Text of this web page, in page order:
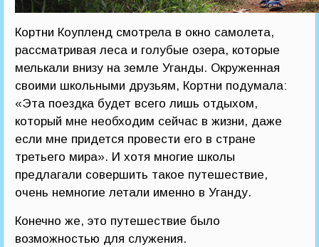
Кортни Коупленд смотрела в окно самолета,
рассматривая леса и голубые озера, которые
мелькали внизу на земле Уганды. Окруженная
своими школьными друзьям, Кортни подумала:
«Эта поездка будет всего лишь отдыхом,
который мне необходим сейчас в жизни, даже
если мне придется провести его в стране
третьего мира». И хотя многие школы
предлагали совершить такое путешествие,
очень немногие летали именно в Уганду.
Конечно же, это путешествие было
возможностью для служения.